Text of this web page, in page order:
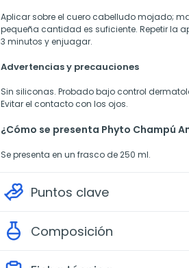
Aplicar sobre el cuero cabelludo mojado;
pequeña cantidad es suficiente. Repetir la
3 minutos y enjuagar.
Advertencias y precauciones
Sin siliconas. Probado bajo control
Evitar el contacto con los ojos.
¿Cómo se presenta Phyto Champú
Se presenta en un frasco de 250 ml.
Puntos clave
Composición